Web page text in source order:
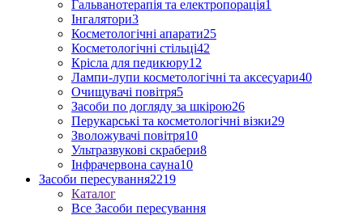
Гальванотерапія та електропорація1
Інгалятори3
Косметологічні апарати25
Косметологічні стільці42
Крісла для педикюру12
Лампи-лупи косметологічні та аксесуари40
Очищувачі повітря5
Засоби по догляду за шкірою26
Перукарські та косметологічні візки29
Зволожувачі повітря10
Ультразвукові скрабери8
Інфрачервона сауна10
Засоби пересування2219
Каталог
Все Засоби пересування